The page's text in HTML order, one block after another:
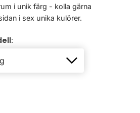
i unik färg - kolla gärna
i sex unika kulörer.